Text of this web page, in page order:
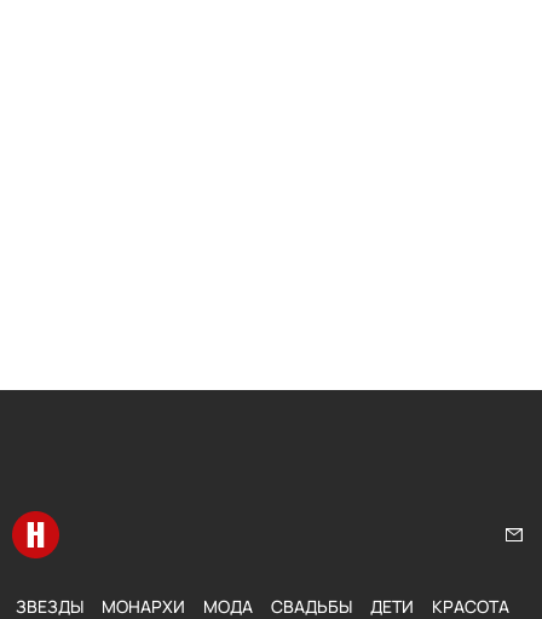
Перейти на главную
ЗВЕЗДЫ МОНАРХИ МОДА СВАДЬБЫ ДЕТИ КРАСОТА